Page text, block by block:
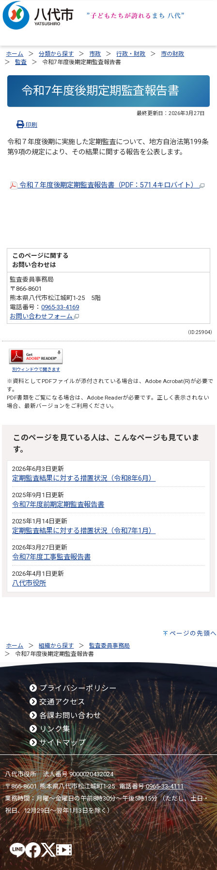
ホーム 分類から探す 市政 行政・財政
市の財政
監査
令和7年度後期定期監査報告書
令和7年度後期定期監査報告書
最終更新日： 2026年3月27日
印刷
令和７年度後期に実施した定期監査について、地方自治法第199条
第9項の規定により、その結果に関する報告を公表します。
令和７年度後期定期監査報告書（PDF：571.4キロバイト）
このページに関する
お問い合わせは
監査委員事務局
〒866-8601
熊本県八代市松江城町1-25 5階
電話番号：0965-33-4169
お問い合わせフォーム
（ID:25904）
別ウィンドウで開きます
※資料としてPDFファイルが添付されている場合は、 Adobe Acrobat(R)が必要で
す。
PDF書類をご覧になる場合は、 Adobe Readerが必要です。正しく表示されない
場合、最新バージョンをご利用ください。
このページを見ている人は、こんなページも見ていま
す。
2026年6月3日更新
定期監査結果に対する措置状況（令和8年6月）
2025年9月1日更新
令和7年度前期定期監査報告書
2025年1月14日更新
定期監査結果に対する措置状況（令和7年1月）
2026年3月27日更新
令和7年度工事監査報告書
2026年4月1日更新
八代市役所
ページの先頭へ
ホーム 組織から探す
監査委員事務局
令和7年度後期定期監査報告書
プライバシーポリシー
交通アクセス
各課お問い合わせ
リンク集
サイトマップ
八代市役所 法人番号 9000020432024
〒866-8601 熊本県八代市松江城町1-25 電話番号:0965-33-4111
業務時間：月曜～金曜日の午前8時30分～午後5時15分 （ただし、土日・
祝日、12月29日～翌年1月3日を除く）